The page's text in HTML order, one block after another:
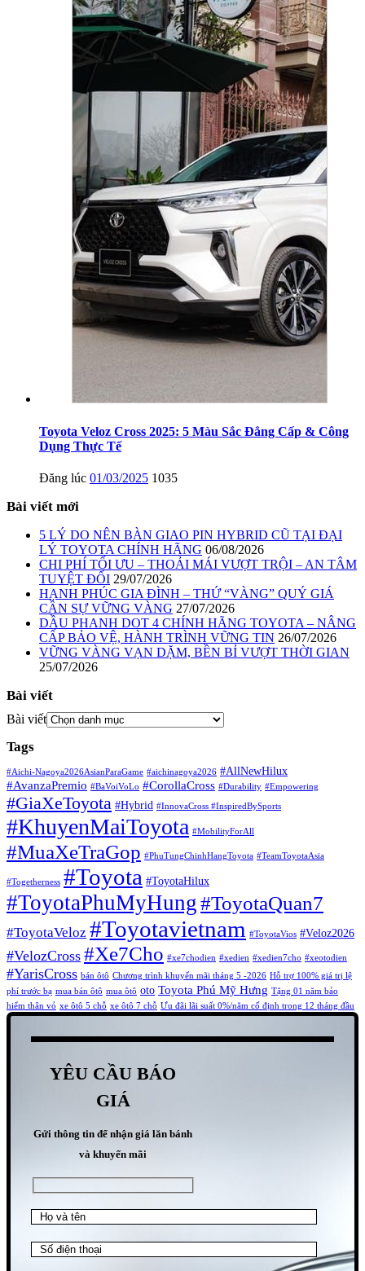
Toyota Veloz Cross 2025: 5 Màu Sắc Đẳng Cấp & Công
Dụng Thực Tế
Đăng lúc 01/03/2025 1035
Bài viết mới
5 LÝ DO NÊN BÀN GIAO PIN HYBRID CŨ TẠI ĐẠI
LÝ TOYOTA CHÍNH HÃNG 06/08/2026
CHI PHÍ TỐI ƯU – THOẢI MÁI VƯỢT TRỘI – AN TÂM
TUYỆT ĐỐI 29/07/2026
HẠNH PHÚC GIA ĐÌNH – THỨ “VÀNG” QUÝ GIÁ
CẦN SỰ VỮNG VÀNG 27/07/2026
DẦU PHANH DOT 4 CHÍNH HÃNG TOYOTA – NÂNG
CẤP BẢO VỆ, HÀNH TRÌNH VỮNG TIN 26/07/2026
VỮNG VÀNG VẠN DẶM, BỀN BỈ VƯỢT THỜI GIAN
25/07/2026
Bài viết
Bài viết
Tags
#Aichi-Nagoya2026AsianParaGame #aichinagoya2026 #AllNewHilux
#AvanzaPremio #BaVoiVoLo #CorollaCross #Durability #Empowering
#GiaXeToyota #Hybrid #InnovaCross ​ #InspiredBySports
#KhuyenMaiToyota #MobilityForAll
#MuaXeTraGop #PhuTungChinhHangToyota #TeamToyotaAsia
#Togetherness #Toyota #ToyotaHilux
#ToyotaPhuMyHung#ToyotaQuan7
#ToyotaVeloz #Toyotavietnam #ToyotaVios #Veloz2026
#VelozCross #Xe7Cho #xe7chodien #xedien #xedien7cho #xeotodien
#YarisCross bán ôtô Chương trình khuyến mãi tháng 5 -2026 Hỗ trợ 100% giá trị lệ
phí trước bạ mua bán ôtô mua ôtô oto Toyota Phú Mỹ Hưng Tặng 01 năm bảo
hiểm thân vỏ xe ôtô 5 chỗ xe ôtô 7 chỗ Ưu đãi lãi suất 0%/năm cố định trong 12 tháng đầu
YÊU CẦU BÁO
GIÁ
Gửi thông tin để nhận giá lăn bánh
và khuyến mãi